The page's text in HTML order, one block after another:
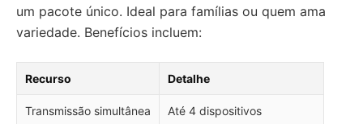
um pacote único. Ideal para famílias ou quem ama
variedade. Benefícios incluem:
Recurso Detalhe
Transmissão simultânea Até 4 dispositivos